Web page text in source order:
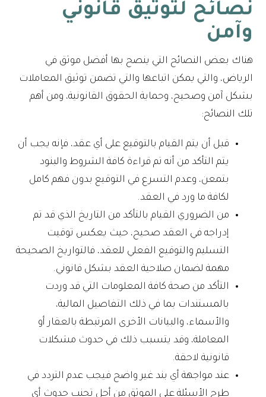
نصائح لتوثيق قانوني
وآمن
هناك بعض النصائح التي ينصح بها أفضل موثق في
الرياض، والتي يمكن اتباعها والتي تضمن توثيق المعاملات
بشكل آمن وصحيح، وحماية الحقوق القانونية، ومن أهم
تلك النصائح:
قبل أن يتم القيام بالتوقيع على أي عقد، فإنه يجب أن
يتم التأكد من أنه تم قراءة كافة الشروط والبنود
بتمعن، وعدم التسرع في التوقيع بدون فهم كامل
لكافة ما ورد في العقد.
من الضروري القيام بالتأكد من التاريخ الذي قد تم
إدراجه في العقد صحيح، حيث يعكس توقيت
التسليم والتوقيع الفعلي للعقد، فالتواريخ الصحيحة
مهمة لضمان صلاحية العقد بشكل قانوني.
التأكد من صحة كافة المعلومات التي قد وردت
بالمستندات بما في ذلك التفاصيل المالية،
والأسماء، والبيانات الأخرى المرتبطة بالعقار أو
المعاملة، وقد يتسبب ذلك في حدوث مشكلات
قانونية لاحقة.
عند مواجهة أي بند غير واضح فيجب عدم التردد في
طرح الأسئلة على الموثق من أجل تجنب حدوث أي